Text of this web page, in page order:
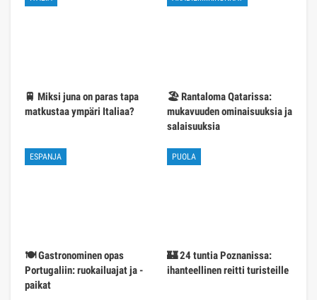
🚆 Miksi juna on paras tapa
matkustaa ympäri Italiaa?
🏖️ Rantaloma Qatarissa:
mukavuuden ominaisuuksia ja
salaisuuksia
ESPANJA
🍽️ Gastronominen opas
Portugaliin: ruokailuajat ja -
paikat
PUOLA
🏰 24 tuntia Poznanissa:
ihanteellinen reitti turisteille